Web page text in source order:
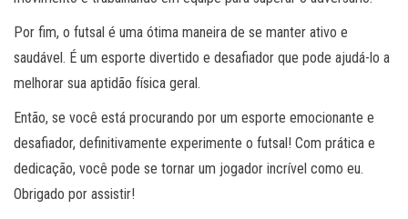
Por fim, o futsal é uma ótima maneira de se manter ativo e
saudável. É um esporte divertido e desafiador que pode ajudá-lo a
melhorar sua aptidão física geral.
Então, se você está procurando por um esporte emocionante e
desafiador, definitivamente experimente o futsal! Com prática e
dedicação, você pode se tornar um jogador incrível como eu.
Obrigado por assistir!